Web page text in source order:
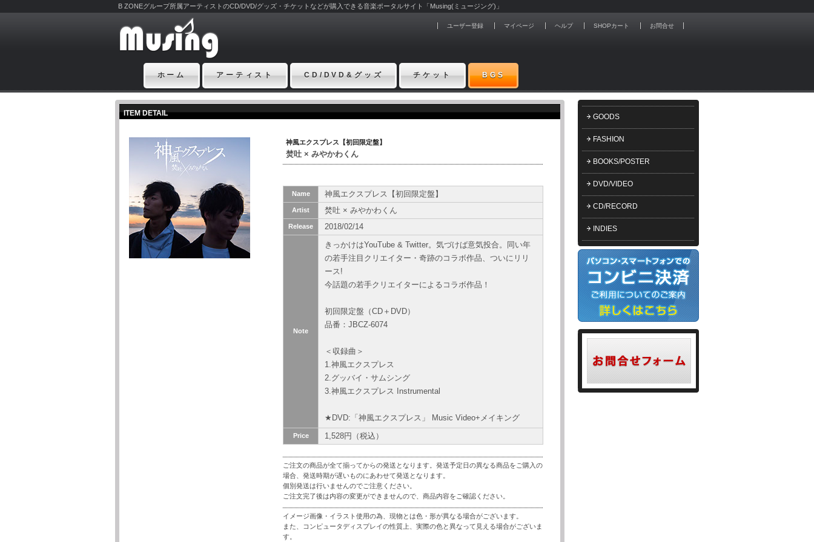
B ZONEグループ所属アーティストのCD/DVD/グッズ・チケットなどが購入できる音楽ポータルサイト「Musing(ミュージング)」
ユーザー登録 マイページ ヘルプ SHOPカート お問合せ
ホーム アーティスト CD/DVD&グッズ チケット BGS
GOODS
FASHION
BOOKS/POSTER
DVD/VIDEO
CD/RECORD
INDIES
ITEM DETAIL
神風エクスプレス【初回限定盤】
焚吐 × みやかわくん
Name 神風エクスプレス【初回限定盤】
Artist 焚吐 × みやかわくん
Release 2018/02/14
Note
きっかけはYouTube & Twitter。気づけば意気投合。同い年
の若手注目クリエイター・奇跡のコラボ作品、ついにリリ
ース!
今話題の若手クリエイターによるコラボ作品！
初回限定盤（CD＋DVD）
品番：JBCZ-6074
＜収録曲＞
1.神風エクスプレス
2.グッバイ・サムシング
3.神風エクスプレス Instrumental
★DVD:「神風エクスプレス」 Music Video+メイキング
Price 1,528円（税込）
ご注文の商品が全て揃ってからの発送となります。発送予定日の異なる商品をご購入の
場合、発送時期が遅いものにあわせて発送となります。
個別発送は行いませんのでご注意ください。
ご注文完了後は内容の変更ができませんので、商品内容をご確認ください。
イメージ画像・イラスト使用の為、現物とは色・形が異なる場合がございます。
また、コンピュータディスプレイの性質上、実際の色と異なって見える場合がございま
す。